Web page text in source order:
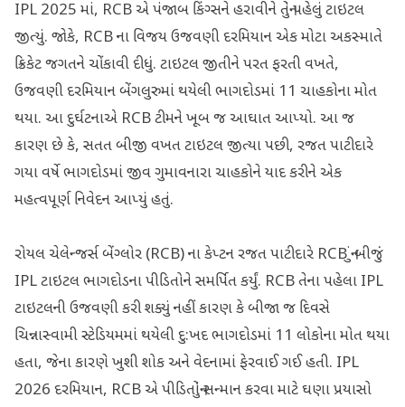
IPL 2025 માં, RCB એ પંજાબ કિંગ્સને હરાવીને તેનું પહેલું ટાઇટલ
જીત્યું. જોકે, RCB ના વિજય ઉજવણી દરમિયાન એક મોટા અકસ્માતે
ક્રિકેટ જગતને ચોંકાવી દીધું. ટાઇટલ જીતીને પરત ફરતી વખતે,
ઉજવણી દરમિયાન બેંગલુરુમાં થયેલી ભાગદોડમાં 11 ચાહકોના મોત
થયા. આ દુર્ઘટનાએ RCB ટીમને ખૂબ જ આઘાત આપ્યો. આ જ
કારણ છે કે, સતત બીજી વખત ટાઇટલ જીત્યા પછી, રજત પાટીદારે
ગયા વર્ષે ભાગદોડમાં જીવ ગુમાવનારા ચાહકોને યાદ કરીને એક
મહત્વપૂર્ણ નિવેદન આપ્યું હતું.
રોયલ ચેલેન્જર્સ બેંગ્લોર (RCB) ના કેપ્ટન રજત પાટીદારે RCB નું બીજું
IPL ટાઇટલ ભાગદોડના પીડિતોને સમર્પિત કર્યું. RCB તેના પહેલા IPL
ટાઇટલની ઉજવણી કરી શક્યું નહીં કારણ કે બીજા જ દિવસે
ચિન્નાસ્વામી સ્ટેડિયમમાં થયેલી દુ:ખદ ભાગદોડમાં 11 લોકોના મોત થયા
હતા, જેના કારણે ખુશી શોક અને વેદનામાં ફેરવાઈ ગઈ હતી. IPL
2026 દરમિયાન, RCB એ પીડિતોનું સન્માન કરવા માટે ઘણા પ્રયાસો